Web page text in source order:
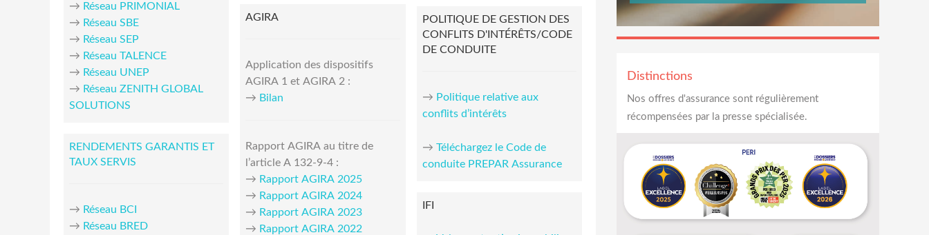
→ Réseau PRIMONIAL
→ Réseau SBE
→ Réseau SEP
→ Réseau TALENCE
→ Réseau UNEP
→ Réseau ZENITH GLOBAL
SOLUTIONS
RENDEMENTS GARANTIS ET
TAUX SERVIS
→ Réseau BCI
→ Réseau BRED
AGIRA
Application des dispositifs
AGIRA 1 et AGIRA 2 :
→ Bilan
Rapport AGIRA au titre de
l’article A 132-9-4 :
→ Rapport AGIRA 2025
→ Rapport AGIRA 2024
→ Rapport AGIRA 2023
→ Rapport AGIRA 2022
POLITIQUE DE GESTION DES
CONFLITS D'INTÉRÊTS/CODE
DE CONDUITE
→ Politique relative aux
conflits d’intérêts
→ Téléchargez le Code de
conduite PREPAR Assurance
IFI
Distinctions
Nos offres d'assurance sont régulièrement
récompensées par la presse spécialisée.